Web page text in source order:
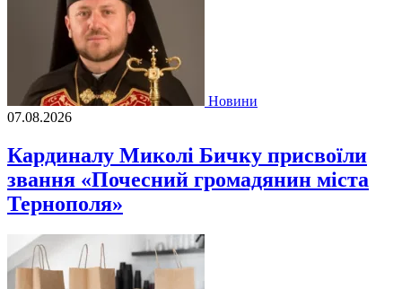
Новини
07.08.2026
Кардиналу Миколі Бичку присвоїли
звання «Почесний громадянин міста
Тернополя»